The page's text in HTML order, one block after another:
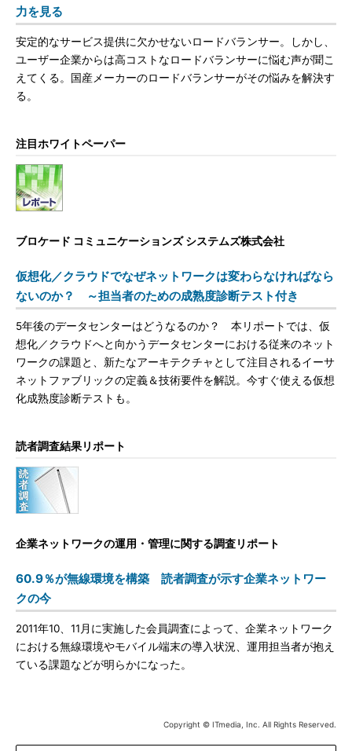
力を見る
安定的なサービス提供に欠かせないロードバランサー。しかし、
ユーザー企業からは高コストなロードバランサーに悩む声が聞こ
えてくる。国産メーカーのロードバランサーがその悩みを解決す
る。
注目ホワイトペーパー
ブロケード コミュニケーションズ システムズ株式会社
仮想化／クラウドでなぜネットワークは変わらなければなら
ないのか？ ～担当者のための成熟度診断テスト付き
5年後のデータセンターはどうなるのか？ 本リポートでは、仮
想化／クラウドへと向かうデータセンターにおける従来のネット
ワークの課題と、新たなアーキテクチャとして注目されるイーサ
ネットファブリックの定義＆技術要件を解説。今すぐ使える仮想
化成熟度診断テストも。
読者調査結果リポート
企業ネットワークの運用・管理に関する調査リポート
60.9％が無線環境を構築 読者調査が示す企業ネットワー
クの今
2011年10、11月に実施した会員調査によって、企業ネットワーク
における無線環境やモバイル端末の導入状況、運用担当者が抱え
ている課題などが明らかになった。
Copyright © ITmedia, Inc. All Rights Reserved.